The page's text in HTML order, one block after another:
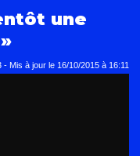
une
- Mis à jour le 16/10/2015 à 16:11